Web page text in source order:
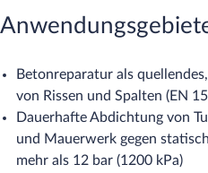
Betonreparatur als
von Rissen und Spalten (EN
Dauerhafte Abdichtung von
und Mauerwerk gegen
mehr als 12 bar (1200 kPa)